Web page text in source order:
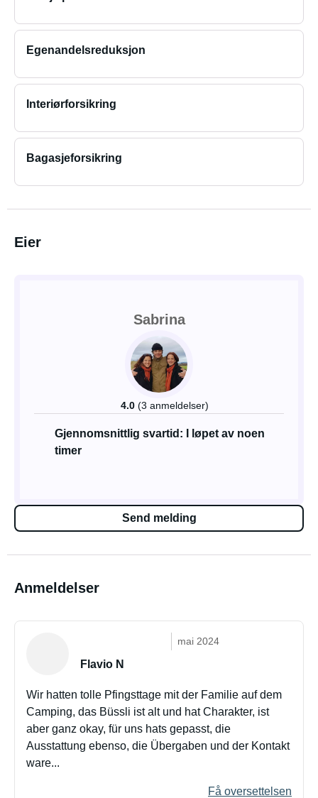
Egenandelsreduksjon
Interiørforsikring
Bagasjeforsikring
Eier
Sabrina
4.0 (3 anmeldelser)
Gjennomsnittlig svartid: I løpet av noen
timer
Send melding
Anmeldelser
mai 2024
Flavio N
Wir hatten tolle Pfingsttage mit der Familie auf dem
Camping, das Büssli ist alt und hat Charakter, ist
aber ganz okay, für uns hats gepasst, die
Ausstattung ebenso, die Übergaben und der Kontakt
ware...
Få oversettelsen